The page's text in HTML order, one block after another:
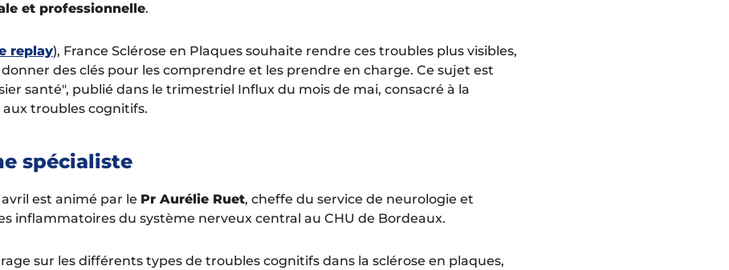
et professionnelle.
replay), France Sclérose en Plaques souhaite rendre ces troubles plus visibles,
des clés pour les comprendre et les prendre en charge. Ce sujet est
santé", publié dans le trimestriel Influx du mois de mai, consacré à la
troubles cognitifs.
spécialiste
est animé par le Pr Aurélie Ruet, cheffe du service de neurologie et
inflammatoires du système nerveux central au CHU de Bordeaux.
sur les différents types de troubles cognitifs dans la sclérose en plaques,